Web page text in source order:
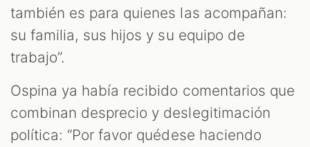
también es para quienes las acompañan:
su familia, sus hijos y su equipo de
trabajo”.
Ospina ya había recibido comentarios que
combinan desprecio y deslegitimación
política: “Por favor quédese haciendo